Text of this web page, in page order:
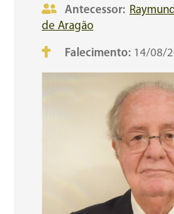
Antecessor:
de Aragão
Falecimento: 14/08/